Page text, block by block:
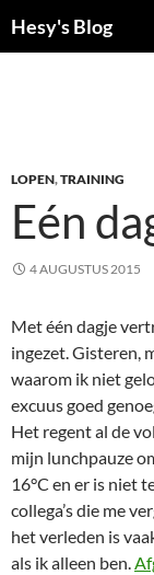
naar
Hesy's Blog
LOPEN,TRAINING
Eén
4 AUGUSTUS 2015
Met één dagje
ingezet. Gisteren,
waarom ik niet
excuus goed
Het regent al de
mijn lunchpauze
16°C en er is niet
collega’s die me
het verleden is
als ik alleen ben.